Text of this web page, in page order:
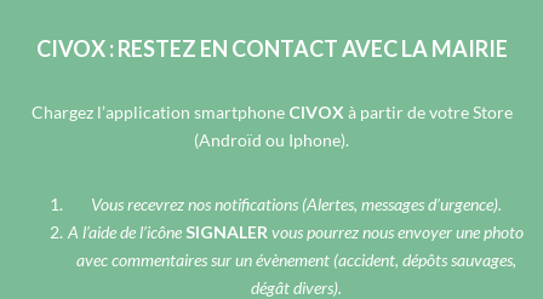
CIVOX : RESTEZ EN CONTACT AVEC LA MAIRIE
Chargez l’application smartphone CIVOX à partir de votre Store
(Androïd ou Iphone).
Vous recevrez nos notifications (Alertes, messages d’urgence).
A l’aide de l’icône SIGNALER vous pourrez nous envoyer une photo
avec commentaires sur un évènement (accident, dépôts sauvages,
dégât divers).